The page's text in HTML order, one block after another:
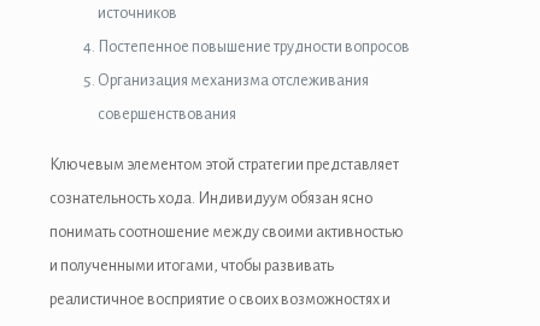
источников
Постепенное повышение трудности вопросов
Организация механизма отслеживания
совершенствования
Ключевым элементом этой стратегии представляет
сознательность хода. Индивидуум обязан ясно
понимать соотношение между своими активностью
и полученными итогами, чтобы развивать
реалистичное восприятие о своих возможностях и